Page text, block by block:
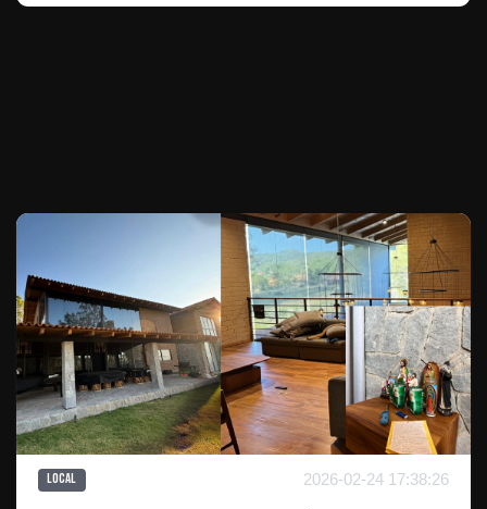
Local 2026-02-24 17:38:26